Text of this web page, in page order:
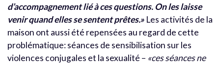
d’accompagnement lié à ces questions. On les laisse
venir quand elles se sentent prêtes.» Les activités de la
maison ont aussi été repensées au regard de cette
problématique: séances de sensibilisation sur les
violences conjugales et la sexualité – «ces séances ne